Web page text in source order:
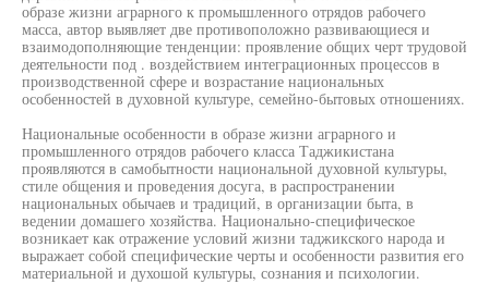
образе жизни аграрного к промышленного отрядов рабочего
масса, автор выявляет две противоположно развивающиеся и
взаимодополняющие тенденции: проявление общих черт трудовой
деятельности под . воздействием интеграционных процессов в
производственной сфере и возрастание национальных
особенностей в духовной культуре, семейно-бытовых отношениях.
Национальные особенности в образе жизни аграрного и
промышленного отрядов рабочего класса Таджикистана
проявляются в самобытности национальной духовной культуры,
стиле общения и проведения досуга, в распространении
национальных обычаев и традиций, в организации быта, в
ведении домашего хозяйства. Национально-специфическое
возникает как отражение условий жизни таджикского народа и
выражает собой специфические черты и особенности развития его
материальной и духошой культуры, сознания и психологии.